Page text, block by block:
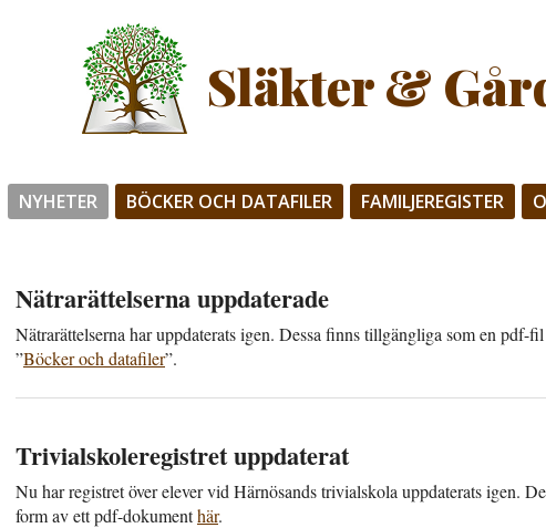
Släkter &
NYHETER BÖCKER OCH DATAFILER FAMILJEREGISTER
Nätra­rättelserna upp­daterade
Nätra­rättelserna har upp­daterats igen. Dessa finns till­gängliga som en pdf-fil
”Böcker och data­filer”.
Trivial­skole­registret upp­daterat
Nu har registret över elever vid Härnösands trivial­skola upp­daterats igen.
form av ett pdf-dokumenthär.